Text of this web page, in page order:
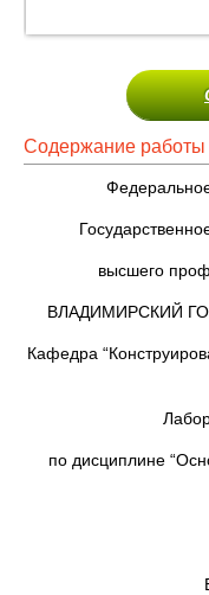
Содержание работы
высшего
ВЛАДИМИРСКИЙ
Кафедра
по дисциплине